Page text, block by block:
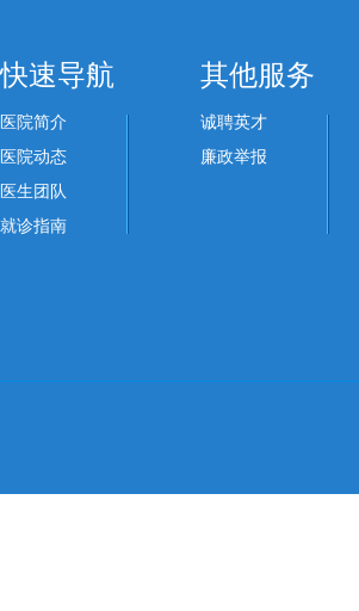
快速导航
医院简介
医院动态
医生团队
就诊指南
其他服务
诚聘英才
廉政举报